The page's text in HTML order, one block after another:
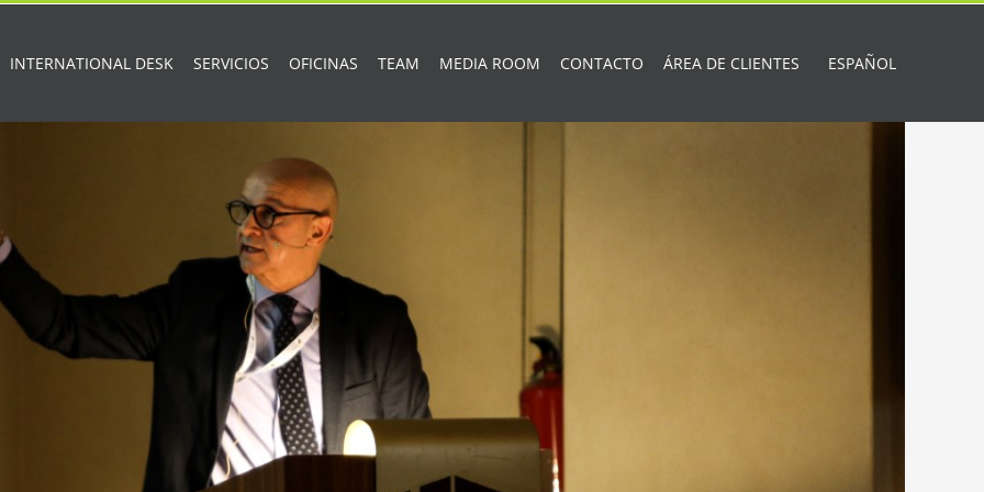
INTERNATIONAL DESK SERVICIOS OFICINAS TEAM MEDIA ROOM CONTACTO ÁREA DE CLIENTES ESPAÑOL